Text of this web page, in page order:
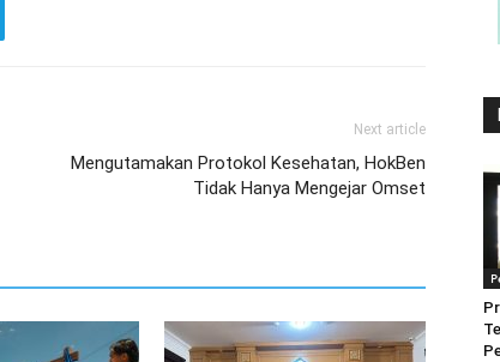
Next article
Mengutamakan Protokol Kesehatan, HokBen
Tidak Hanya Mengejar Omset